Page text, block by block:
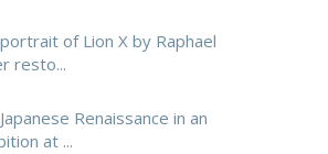
of Lion X by Raphael
resto...
Renaissance in an
at ...